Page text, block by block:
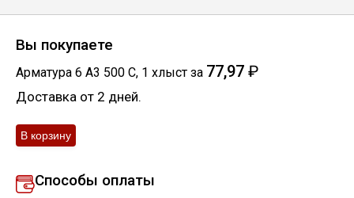
Вы покупаете
Арматура 6 А3 500 С, 1 хлыст за 77,97 ₽
Доставка от 2 дней.
Способы оплаты